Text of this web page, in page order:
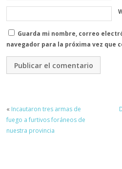
Guarda mi nombre, correo
navegador para la próxima vez que
« Incautaron tres armas de
fuego a furtivos foráneos de
nuestra provincia